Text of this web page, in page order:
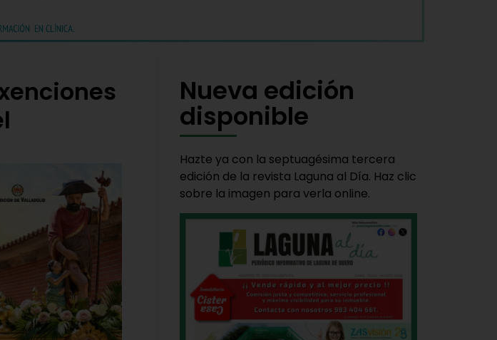
Nueva edición
disponible
Hazte ya con la septuagésima tercera
edición de la revista Laguna al Día. Haz clic
sobre la imagen para verla online.